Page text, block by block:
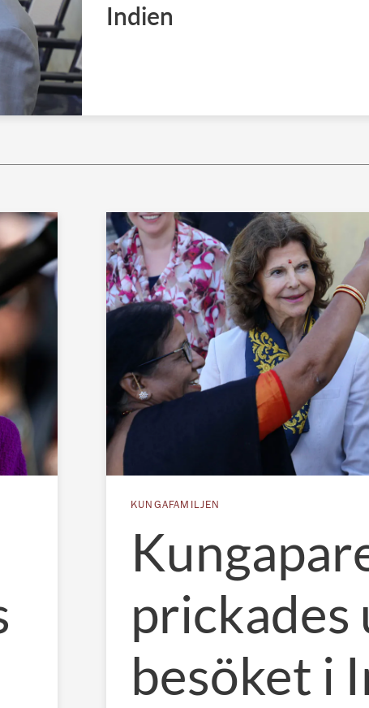
Indien
KUNGAFAMILJEN
prickades
besöket i